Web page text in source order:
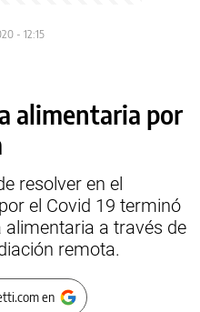
- 12:15
alimentaria por
resolver en el
el Covid 19 terminó
a través de
remota.
en